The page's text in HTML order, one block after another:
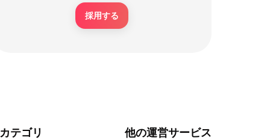
採用する
カテゴリ 他の運営サービス